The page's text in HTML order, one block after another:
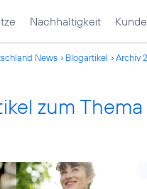
Nachhaltigkeit
News Blogartikel Archiv
zum